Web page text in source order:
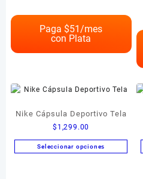
tiene
múltiples
variantes.
Las
pueden
en
la
página
de
Paga $51/mes
con Plata
Nike Cápsula Deportivo Tela
$ 1,299.00
Seleccionar opciones